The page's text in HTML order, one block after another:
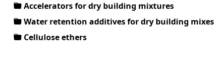
Accelerators for dry building mixtures
Water retention additives for dry building mixes
Cellulose ethers